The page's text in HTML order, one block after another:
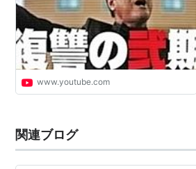
www.youtube.com
関連ブログ